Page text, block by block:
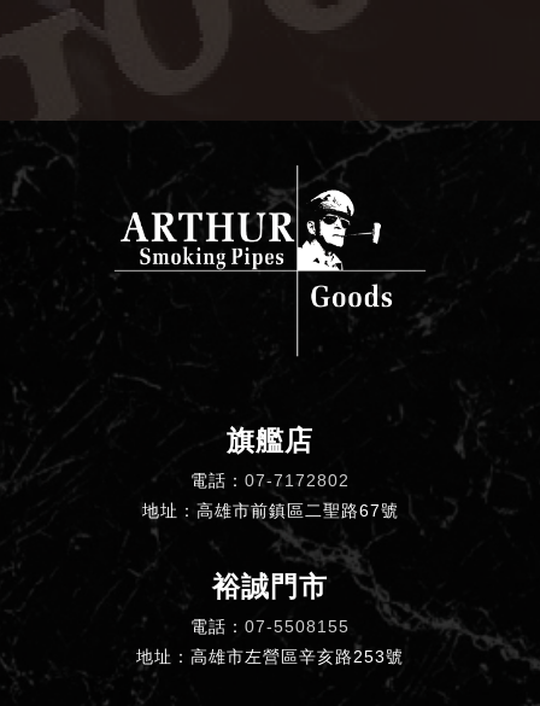
旗艦店
電話： 07-7172802
地址：高雄市前鎮區二聖路67號
裕誠門市
電話： 07-5508155
地址：高雄市左營區辛亥路253號